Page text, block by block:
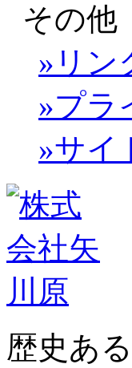
その他
»リン
»プラ
»サ
歴史あ